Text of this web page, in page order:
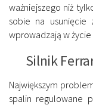
ważniejszego niż
sobie na usunięcie
wprowadzają w życie
Silnik
Największym
spalin regulowane